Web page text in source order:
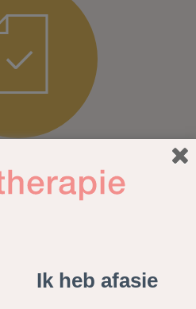
Ik heb afasie